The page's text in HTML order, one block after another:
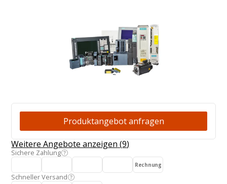
Produktangebot
Produktangebot anfragen
Weitere Angebote anzeigen (9)
Sichere Zahlung
Rechnung
Schneller Versand